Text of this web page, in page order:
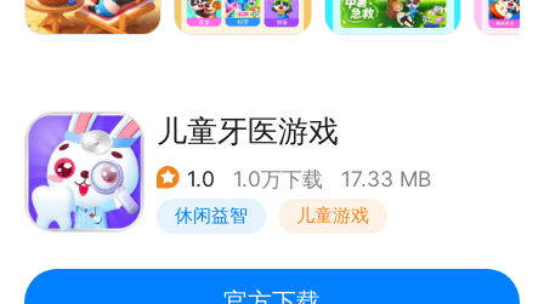
长、季节轮转等不同主题自然百科知识。
探访儿歌王国，听见世界
生活习惯：包含哄睡叫早、饮食习惯、卫生好习惯、安
全指南等儿歌，呵护幼儿成长。
国学熏陶：将唐诗宋词、三字经等经典国学编成儿歌，
儿童牙医游戏
1.0 1.0万下载 17.33 MB
休闲益智 儿童游戏